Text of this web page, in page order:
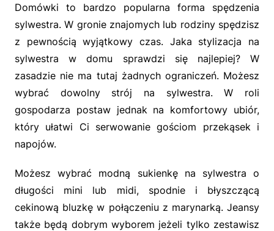
Domówki to bardzo popularna forma spędzenia
sylwestra. W gronie znajomych lub rodziny spędzisz
z pewnością wyjątkowy czas. Jaka stylizacja na
sylwestra w domu sprawdzi się najlepiej? W
zasadzie nie ma tutaj żadnych ograniczeń. Możesz
wybrać dowolny strój na sylwestra. W roli
gospodarza postaw jednak na komfortowy ubiór,
który ułatwi Ci serwowanie gościom przekąsek i
napojów.
Możesz wybrać modną sukienkę na sylwestra o
długości mini lub midi, spodnie i błyszczącą
cekinową bluzkę w połączeniu z marynarką. Jeansy
także będą dobrym wyborem jeżeli tylko zestawisz